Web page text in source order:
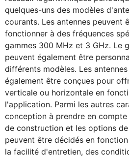
quelques-uns des modèles
courants. Les antennes peuvent
fonctionner à des fréquences
gammes 300 MHz et 3 GHz. Le
peuvent également être
différents modèles. Les
également être conçues pour
verticale ou horizontale en
l'application. Parmi les autres
conception à prendre en
de construction et les options
peuvent être décidés en
la facilité d'entretien, des